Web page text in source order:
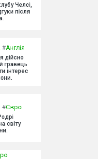
Челсі,
після
#Англія
дійсно
гравець
інтерес
#Євро
світу